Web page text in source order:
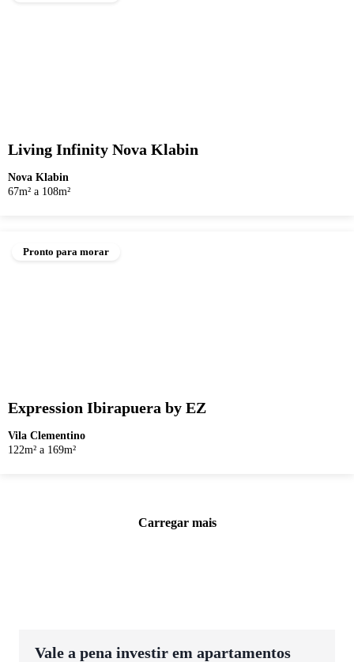
Living Infinity Nova Klabin
Nova Klabin
67m² a 108m²
Pronto para morar
Expression Ibirapuera by EZ
Vila Clementino
122m² a 169m²
Carregar mais
Vale a pena investir em apartamentos